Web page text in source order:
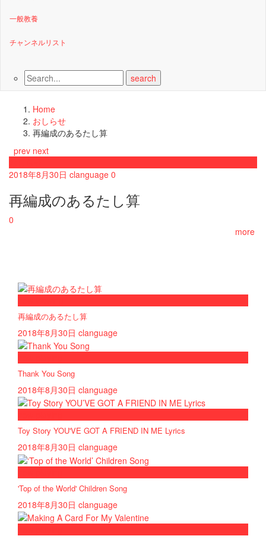
一般教養
チャンネルリスト
Home
おしらせ
再編成のあるたし算
prev next
2018年8月30日 clanguage 0
再編成のあるたし算
0
more
再編成のあるたし算
2018年8月30日 clanguage
Thank You Song
2018年8月30日 clanguage
Toy Story YOU'VE GOT A FRIEND IN ME Lyrics
2018年8月30日 clanguage
'Top of the World' Children Song
2018年8月30日 clanguage